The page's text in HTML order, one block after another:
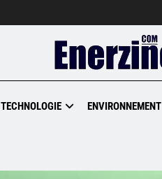
TECHNOLOGIE ENVIRONNEMENT